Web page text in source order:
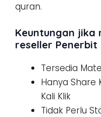
quran.
Keuntungan
reseller Penerbit
Tersedia
Hanya Share
Kali Klik
Tidak Perlu